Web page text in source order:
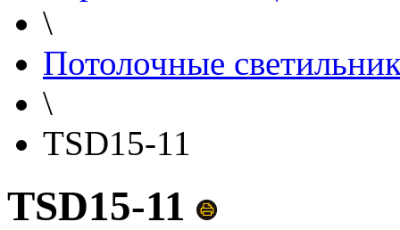
\
Потолочные
\
TSD15-11
TSD15-11